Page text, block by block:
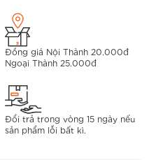
Đồng giá Nội Thành 20.000đ
Ngoại Thành 25.000đ
Đổi trả trong vòng 15 ngày nếu
sản phẩm lỗi bất kì.